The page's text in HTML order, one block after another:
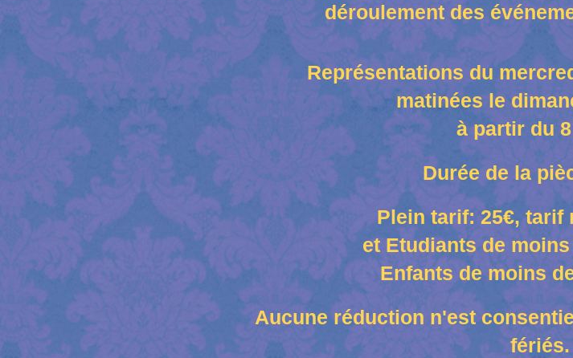
déroulement des
Représentations du
matinées le
à partir du
Durée de la
Plein tarif: 25€, tarif
et Etudiants de
Enfants de moins
Aucune réduction n'est
fériés.